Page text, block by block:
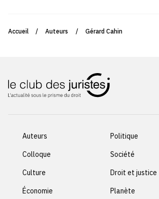
Accueil / Auteurs / Gérard Cahin
Auteurs
Colloque
Culture
Économie
Politique
Société
Droit et justice
Planète